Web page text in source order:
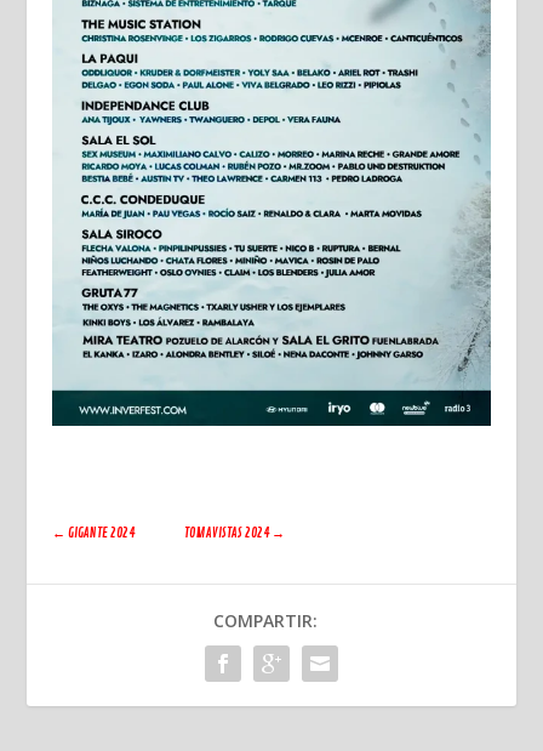
← GIGANTE 2024 TOMAVISTAS 2024→
COMPARTIR: